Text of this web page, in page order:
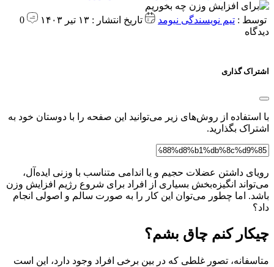
توسط : تیم نویسندگی نیومد تاریخ انتشار : ۱۳ تیر ۱۴۰۳
0
دیدگاه
اشتراک گذاری
با استفاده از روش‌های زیر می‌توانید این صفحه را با دوستان خود به
اشتراک بگذارید.
رویای داشتن عضلات حجیم و یا اندامی متناسب با وزنی ایده‌آل،
می‌تواند انگیزه‌بخش بسیاری از افراد برای شروع رژیم افزایش وزن
باشد. اما چطور می‌توان این کار را به صورت سالم و اصولی انجام
داد؟
چیکار کنم چاق بشم؟
متاسفانه، تصور غلطی که در بین برخی افراد وجود دارد، این است